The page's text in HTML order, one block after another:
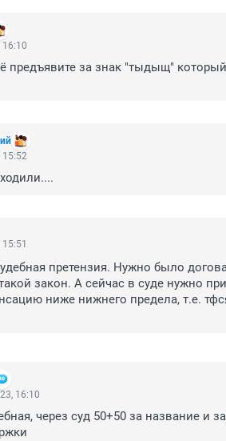
предъявите за знак "тыдыщ"
15:52
претензия. Нужно было
закон. А сейчас в суде нужно
ниже нижнего предела, т.е.
16:10
через суд 50+50 за название и